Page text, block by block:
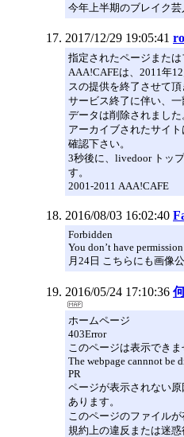
今年上半期のブレイク芸
2017/12/29 19:05:41
指定されたページまたは
AAA!CAFEは、2011年
スの提供を終了させて頂
サービス終了に伴い、
データは削除されました
アーカイブされたサイ
確認下さい。
3秒後に、livedoor トッ
す。
2001-2011 AAA!CAFE
2016/08/03 16:02:40
Forbidden
You don’t have
月24日 こちらにも画像
2016/05/24 17:10:36
ホームページ
403Error
このページは表示できま
The webpage cannnot be
PR
ページが表示されない
あります。
このページのファイル
規約上の違反または迷